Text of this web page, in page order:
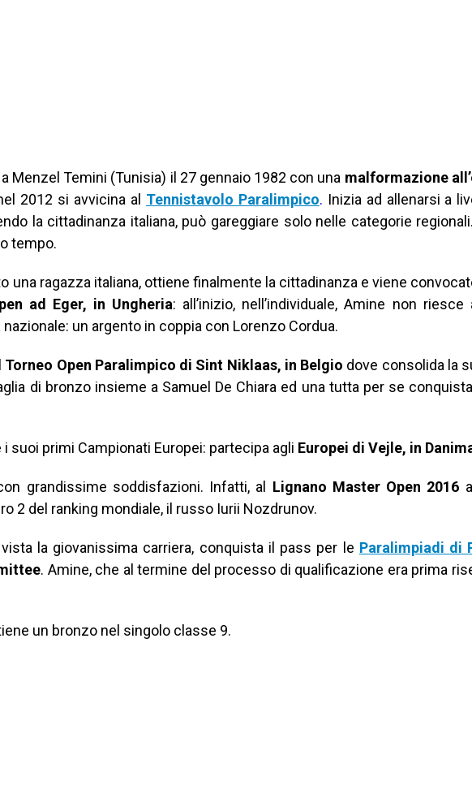
Menzel Temini (Tunisia) il 27 gennaio 1982 con una malformazione
2012 si avvicina al Tennistavolo Paralimpico. Inizia ad allenarsi a
la cittadinanza italiana, può gareggiare solo nelle categorie
tempo.
una ragazza italiana, ottiene finalmente la cittadinanza e viene
ad Eger, in Ungheria: all’inizio, nell’individuale, Amine non
un argento in coppia con Lorenzo Cordua.
Torneo Open Paralimpico di Sint Niklaas, in Belgio dove consolida la
di bronzo insieme a Samuel De Chiara ed una tutta per se
suoi primi Campionati Europei: partecipa agli Europei di Vejle, in
grandissime soddisfazioni. Infatti, al Lignano Master Open 2016
2 del ranking mondiale, il russo Iurii Nozdrunov.
la giovanissima carriera, conquista il pass per le Paralimpiadi di
. Amine, che al termine del processo di qualificazione era prima
un bronzo nel singolo classe 9.